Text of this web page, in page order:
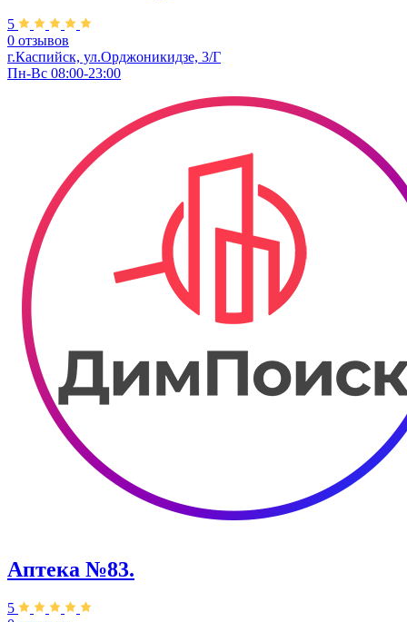
5
0 отзывов
г.Каспийск, ул.Орджоникидзе, 3/Г
Пн-Вс 08:00-23:00
Аптека №83.
5